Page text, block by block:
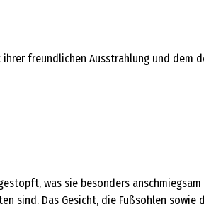
freundlichen Ausstrahlung und dem
was sie besonders
sind. Das Gesicht, die Fußsohlen sowie